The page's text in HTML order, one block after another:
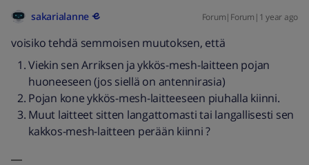
sakarialanne Forum|Forum|1 year ago
voisiko tehdä semmoisen muutoksen, että
Viekin sen Arriksen ja ykkös-mesh-laitteen pojan
huoneeseen (jos siellä on antennirasia)
Pojan kone ykkös-mesh-laitteeseen piuhalla kiinni.
Muut laitteet sitten langattomasti tai langallisesti sen
kakkos-mesh-laitteen perään kiinni ?